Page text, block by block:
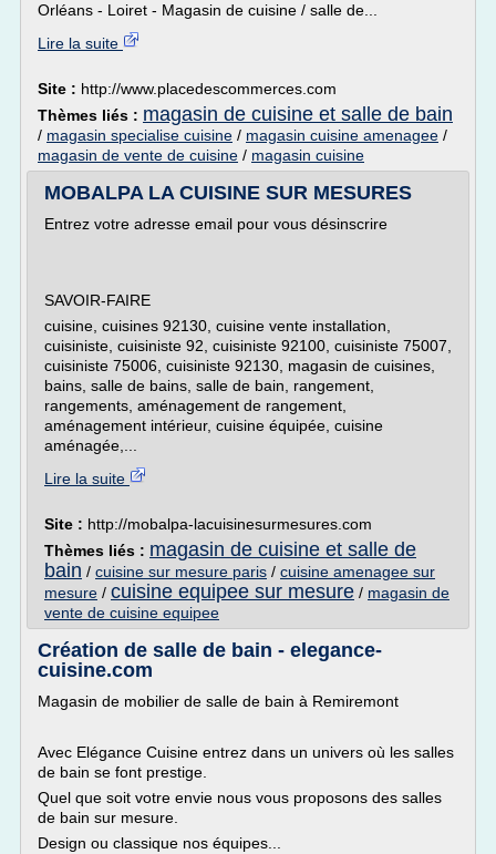
Orléans - Loiret - Magasin de cuisine / salle de...
Lire la suite
Site : http://www.placedescommerces.com
Thèmes liés : magasin de cuisine et salle de bain
/ magasin specialise cuisine / magasin cuisine amenagee /
magasin de vente de cuisine / magasin cuisine
MOBALPA LA CUISINE SUR MESURES
Entrez votre adresse email pour vous désinscrire
SAVOIR-FAIRE
cuisine, cuisines 92130, cuisine vente installation,
cuisiniste, cuisiniste 92, cuisiniste 92100, cuisiniste 75007,
cuisiniste 75006, cuisiniste 92130, magasin de cuisines,
bains, salle de bains, salle de bain, rangement,
rangements, aménagement de rangement,
aménagement intérieur, cuisine équipée, cuisine
aménagée,...
Lire la suite
Site : http://mobalpa-lacuisinesurmesures.com
Thèmes liés : magasin de cuisine et salle de
bain / cuisine sur mesure paris / cuisine amenagee sur
mesure / cuisine equipee sur mesure / magasin de
vente de cuisine equipee
Création de salle de bain - elegance-
cuisine.com
Magasin de mobilier de salle de bain à Remiremont
Avec Elégance Cuisine entrez dans un univers où les salles
de bain se font prestige.
Quel que soit votre envie nous vous proposons des salles
de bain sur mesure.
Design ou classique nos équipes...